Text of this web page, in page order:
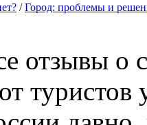
/Город: проблемы и
отзывы